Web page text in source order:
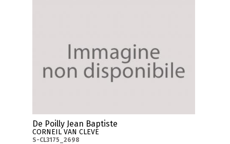
De Poilly Jean Baptiste
CORNEIL VAN CLEVE
S-CL3175_2698